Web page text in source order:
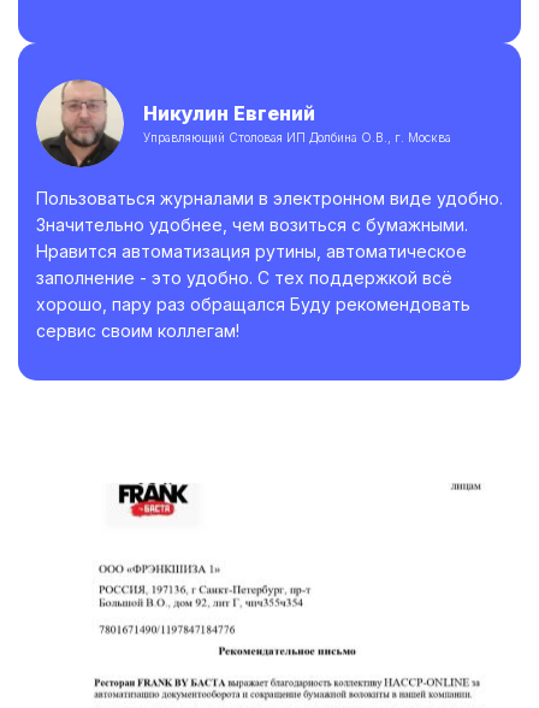
Никулин Евгений
Управляющий Столовая ИП Долбина О.В., г. Москва
Пользоваться журналами в электронном виде удобно.
Значительно удобнее, чем возиться с бумажными.
Нравится автоматизация рутины, автоматическое
заполнение - это удобно. С тех поддержкой всё
хорошо, пару раз обращался Буду рекомендовать
сервис своим коллегам!